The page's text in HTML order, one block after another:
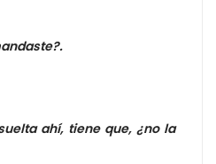
ahí, tiene que, ¿no la